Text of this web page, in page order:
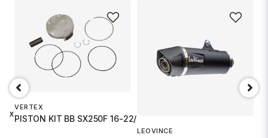
Box + Damtätning
VERTEX
PISTON KIT BB SX250F 16-22/FC2
LEOVINCE